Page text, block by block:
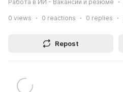
Работа в ИИ - Вакансии и резюме
0 views 0 reactions 0 replies
Repost